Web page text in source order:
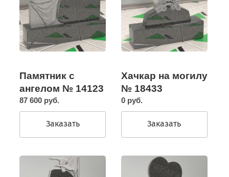
Памятник с
ангелом № 14123
87 600 руб.
Заказать
Хачкар на могилу
№ 18433
0 руб.
Заказать